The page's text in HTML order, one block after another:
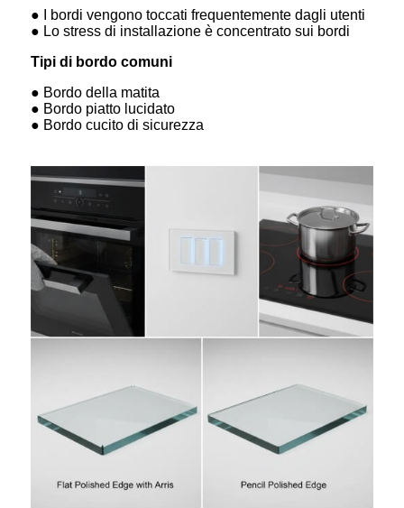
● I bordi vengono toccati frequentemente dagli utenti
● Lo stress di installazione è concentrato sui bordi
Tipi di bordo comuni
● Bordo della matita
● Bordo piatto lucidato
● Bordo cucito di sicurezza